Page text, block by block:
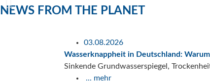
BaumEntscheid
Hilf mit beim Unterschriften sammeln für mehr
#Naturschutzklage
Protect the Planet unterstützt BUND bei der
Events for the Planet
Über die Klimakrise lernen – und was wir
Klimaklage gegen
Sulfurylfluorid-haltiges Pestizid tausendfach
NEWS FROM THE PLANET
03.08.2026
Wasserknappheit in Deutschland:
Sinkende Grundwasserspiegel,
... mehr